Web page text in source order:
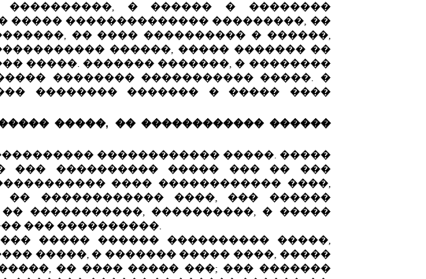
����������, � ������ � ��������
����� �������������� ���������, ��
�� ���� ���������� � ������,
������, ����� ������� ��
�����. ������� �������, � ��������
�������� ����������� �����. �
�������� ������� � ����� ����
�����, �� ������������ ������
������������ �����. �����
��� ���������� ����� ��� �� ���
���� ������������ ����,
������������ ����, ��� ������
�����������, ����������, � �����
��� ����������.
����� ������ ���������� �����,
�����, � ������� ����� ����, �����
�� ���� ����� ���; ��� �������